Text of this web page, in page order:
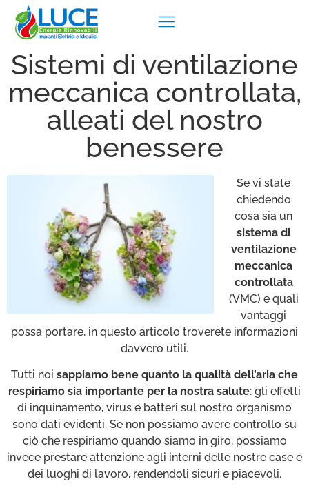
Sistemi di ventilazione
meccanica controllata,
alleati del nostro
benessere
Se vi state
chiedendo
cosa sia un
sistema di
ventilazione
meccanica
controllata
(VMC) e quali
vantaggi
possa portare, in questo articolo troverete informazioni
davvero utili.
Tutti noi sappiamo bene quanto la qualità dell’aria che
respiriamo sia importante per la nostra salute: gli effetti
di inquinamento, virus e batteri sul nostro organismo
sono dati evidenti. Se non possiamo avere controllo su
ciò che respiriamo quando siamo in giro, possiamo
invece prestare attenzione agli interni delle nostre case e
dei luoghi di lavoro, rendendoli sicuri e piacevoli.